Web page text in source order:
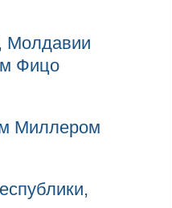
Молдавии
Фицо
Миллером